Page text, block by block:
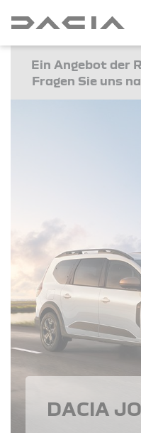
Ein Angebot der
Fragen Sie uns
DACIA